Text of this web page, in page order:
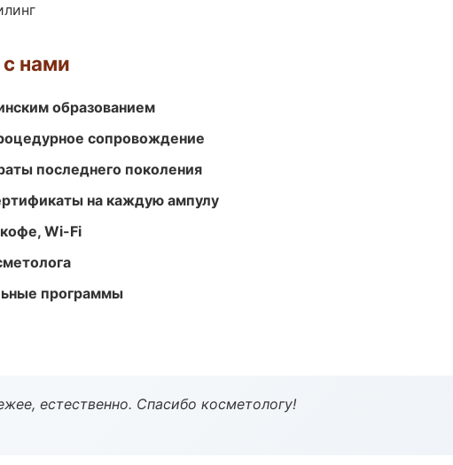
нами
образованием
сопровождение
последнего поколения
на каждую ампулу
Wi-Fi
программы
естественно. Спасибо косметологу!